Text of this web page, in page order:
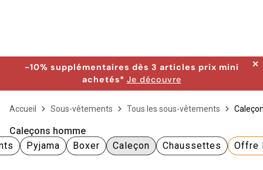
-10% supplémentaires dès 3 articles prix mini
achetés* Je découvre
✕
Accueil Sous-vêtements Tous les sous-vêtements
Caleçons homme
Pyjama Boxer Caleçon Chaussettes Offre